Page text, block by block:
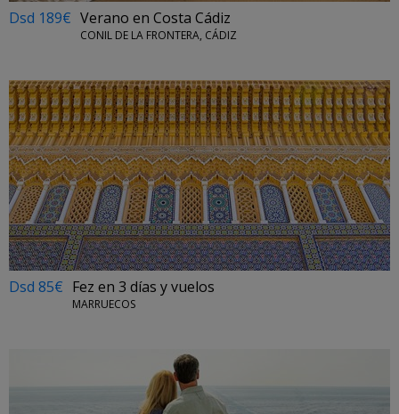
Dsd 189€ Verano en Costa Cádiz
CONIL DE LA FRONTERA, CÁDIZ
Dsd 85€ Fez en 3 días y vuelos
MARRUECOS